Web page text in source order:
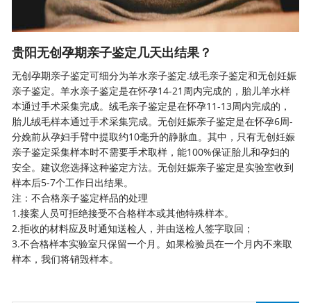
贵阳无创孕期亲子鉴定几天出结果？
无创孕期亲子鉴定可细分为羊水亲子鉴定.绒毛亲子鉴定和无创妊娠
亲子鉴定。羊水亲子鉴定是在怀孕14-21周内完成的，胎儿羊水样
本通过手术采集完成。绒毛亲子鉴定是在怀孕11-13周内完成的，
胎儿绒毛样本通过手术采集完成。无创妊娠亲子鉴定是在怀孕6周-
分娩前从孕妇手臂中提取约10毫升的静脉血。其中，只有无创妊娠
亲子鉴定采集样本时不需要手术取样，能100%保证胎儿和孕妇的
安全。建议您选择这种鉴定方法。无创妊娠亲子鉴定是实验室收到
样本后5-7个工作日出结果。
注：不合格亲子鉴定样品的处理
1.接案人员可拒绝接受不合格样本或其他特殊样本。
2.拒收的材料应及时通知送检人，并由送检人签字取回；
3.不合格样本实验室只保留一个月。如果检验员在一个月内不来取
样本，我们将销毁样本。